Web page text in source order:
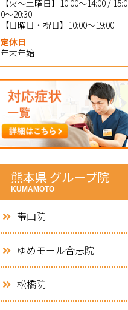
【火～土曜日】10:00～14:00 / 15:0
0～20:30
【日曜日・祝日】10:00～19:00
定休日
年末年始
熊本県 グループ院
KUMAMOTO
帯山院
ゆめモール合志院
松橋院